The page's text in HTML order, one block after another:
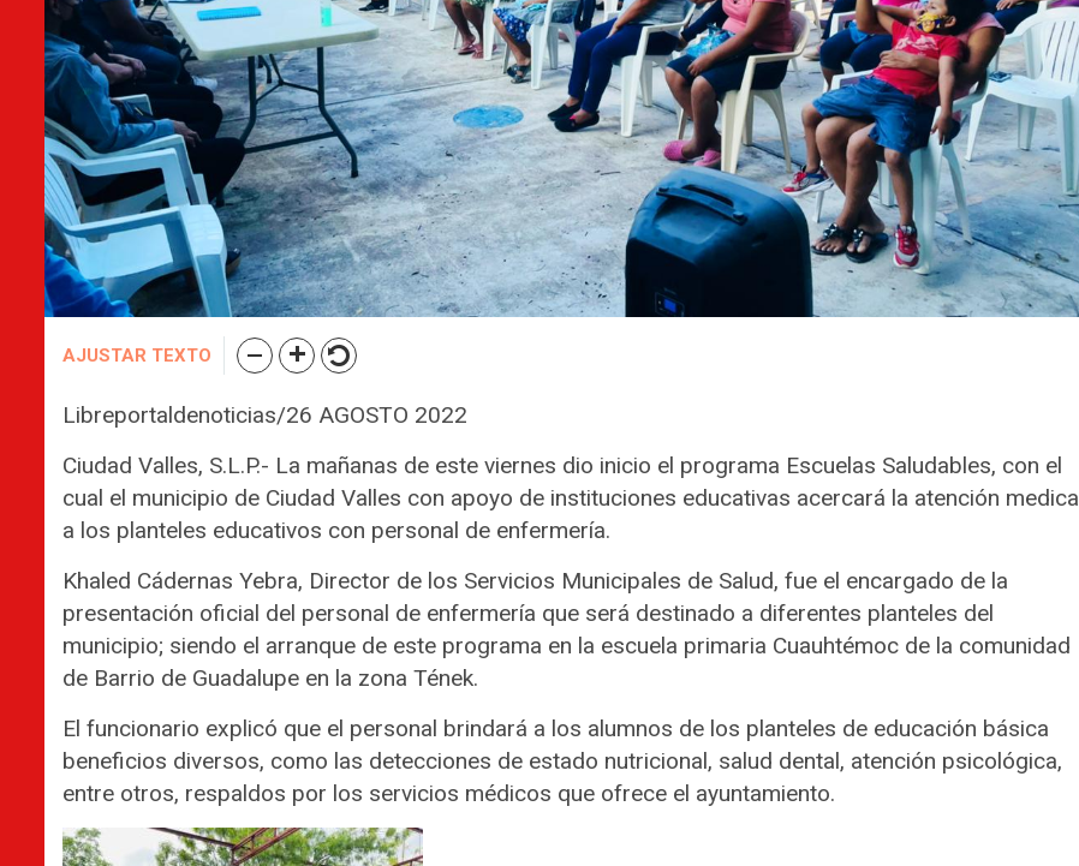
AJUSTAR TEXTO
Libreportaldenoticias/26 AGOSTO 2022
Ciudad Valles, S.L.P.- La mañanas de este viernes dio inicio el programa Escuelas Saludables, con el
cual el municipio de Ciudad Valles con apoyo de instituciones educativas acercará la atención medica
a los planteles educativos con personal de enfermería.
Khaled Cádernas Yebra, Director de los Servicios Municipales de Salud, fue el encargado de la
presentación oficial del personal de enfermería que será destinado a diferentes planteles del
municipio; siendo el arranque de este programa en la escuela primaria Cuauhtémoc de la comunidad
de Barrio de Guadalupe en la zona Tének.
El funcionario explicó que el personal brindará a los alumnos de los planteles de educación básica
beneficios diversos, como las detecciones de estado nutricional, salud dental, atención psicológica,
entre otros, respaldos por los servicios médicos que ofrece el ayuntamiento.